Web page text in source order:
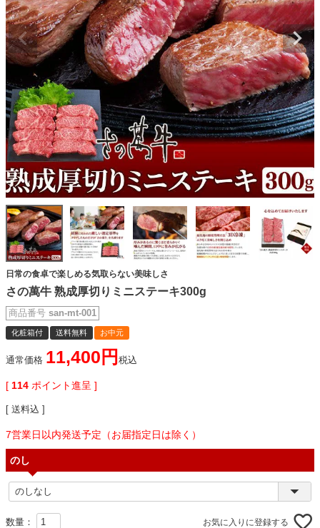
日常の食卓で楽しめる気取らない美味しさ
さの萬牛 熟成厚切りミニステーキ300g
商品番号 san-mt-001
化粧箱付 送料無料 お中元
通常価格 11,400 税込
[ 114 ポイント進呈 ]
送料込
7営業日以内発送予定（お届指定日は除く）
のし
お気に入りに登録する